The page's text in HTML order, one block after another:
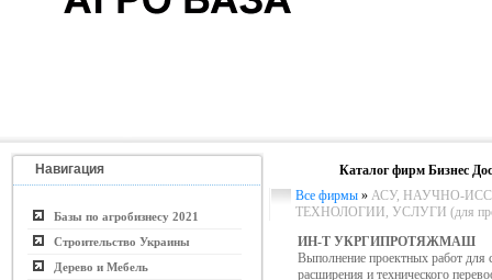
Навигация
Базы по агробизнесу 2021
Строительство Украины
Дерево и Мебель
Каталог фирм Бизнес
Все фирмы » АСУ, НАУЧНО-
ТЕХНОЛОГИИ, УСЛУГИ (для
ИН-Т УКРГИПРОТЯЖМАШ
Выполнение проектных работ для
расширения и технического